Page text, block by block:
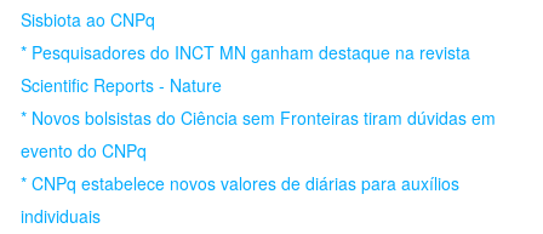
Sisbiota ao CNPq
* Pesquisadores do INCT MN ganham destaque na revista
Scientific Reports - Nature
* Novos bolsistas do Ciência sem Fronteiras tiram dúvidas em
evento do CNPq
* CNPq estabelece novos valores de diárias para auxílios
individuais